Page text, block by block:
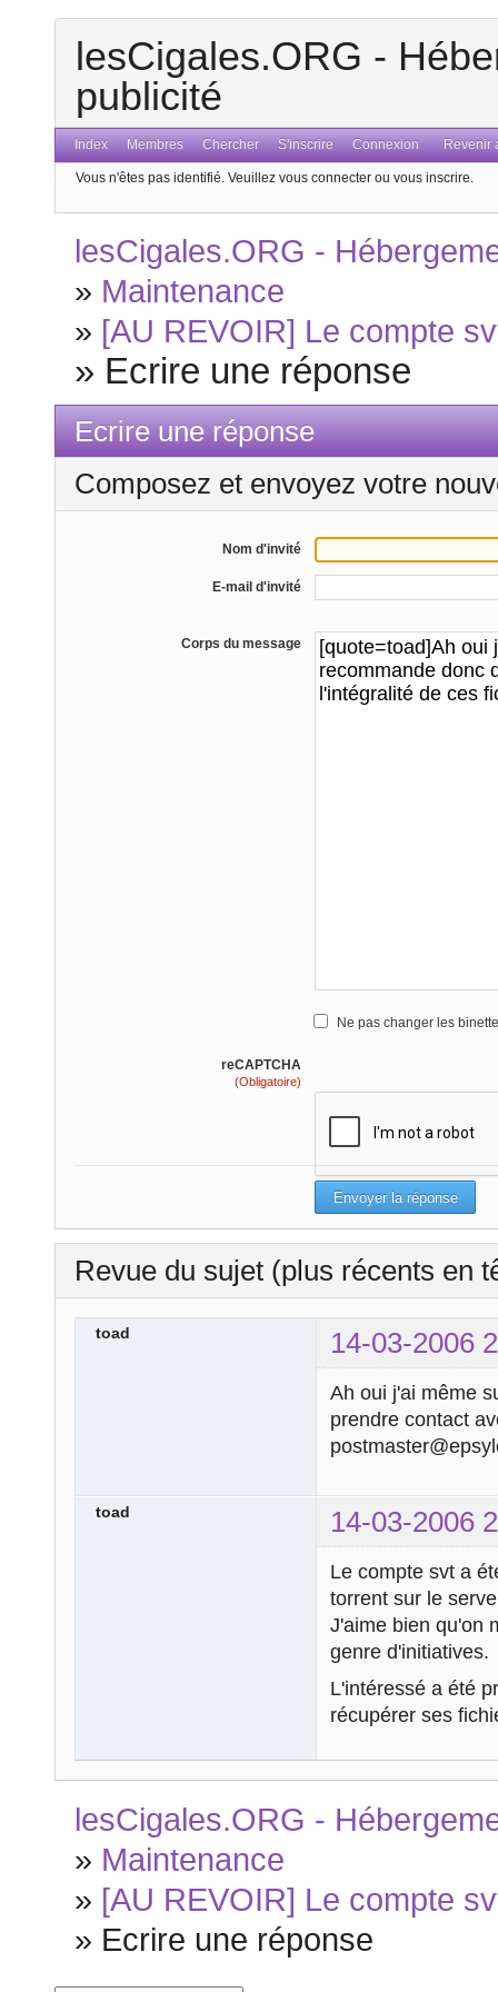
lesCigales.ORG -
publicité
Index Membres Chercher S'inscrire Connexion Revenir
Vous n'êtes pas identifié. Veuillez vous connecter ou vous inscrire.
lesCigales.ORG -
» Maintenance
» [AU REVOIR] Le compte
» Ecrire une réponse
Ecrire une réponse
Composez et envoyez votre
Nom d'invité
E-mail d'invité
Corps du message
Ne pas changer les
reCAPTCHA
(Obligatoire)
Revue du sujet (plus récents en
toad 14-03-2006
Ah oui j'ai même
prendre contact
toad 14-03-2006
Le compte svt a
torrent sur le
J'aime bien qu'on
genre d'initiatives.
L'intéressé a été
récupérer ses
lesCigales.ORG -
» Maintenance
» [AU REVOIR] Le compte
» Ecrire une réponse